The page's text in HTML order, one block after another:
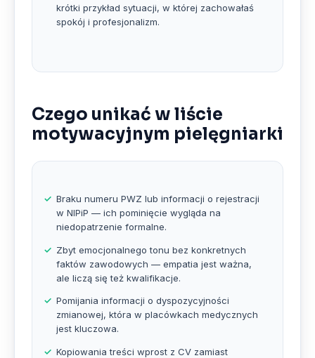
krótki przykład sytuacji, w której zachowałaś
spokój i profesjonalizm.
Czego unikać w liście
motywacyjnym pielęgniarki
Braku numeru PWZ lub informacji o rejestracji
w NIPiP — ich pominięcie wygląda na
niedopatrzenie formalne.
Zbyt emocjonalnego tonu bez konkretnych
faktów zawodowych — empatia jest ważna,
ale liczą się też kwalifikacje.
Pomijania informacji o dyspozycyjności
zmianowej, która w placówkach medycznych
jest kluczowa.
Kopiowania treści wprost z CV zamiast